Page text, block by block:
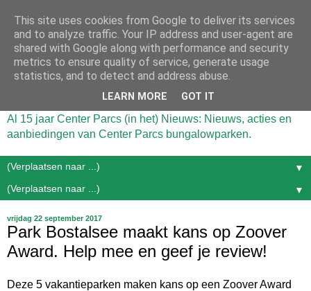
Al 15 jaar Center Parcs (in het) Nieuws: Nieuws, acties en
aanbiedingen van Center Parcs bungalowparken.
▼
▼
vrijdag 22 september 2017
Park Bostalsee maakt kans op Zoover
Award. Help mee en geef je review!
Deze 5 vakantieparken maken kans op een Zoover Award
This site uses cookies from Google to deliver its services
and to analyze traffic. Your IP address and user-agent are
shared with Google along with performance and security
metrics to ensure quality of service, generate usage
statistics, and to detect and address abuse.
LEARN MORE GOT IT